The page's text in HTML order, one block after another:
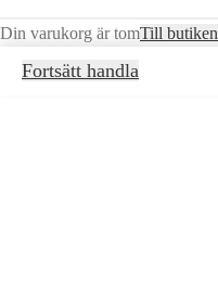
Din varukorg är tomTill butiken
Fortsätt handla